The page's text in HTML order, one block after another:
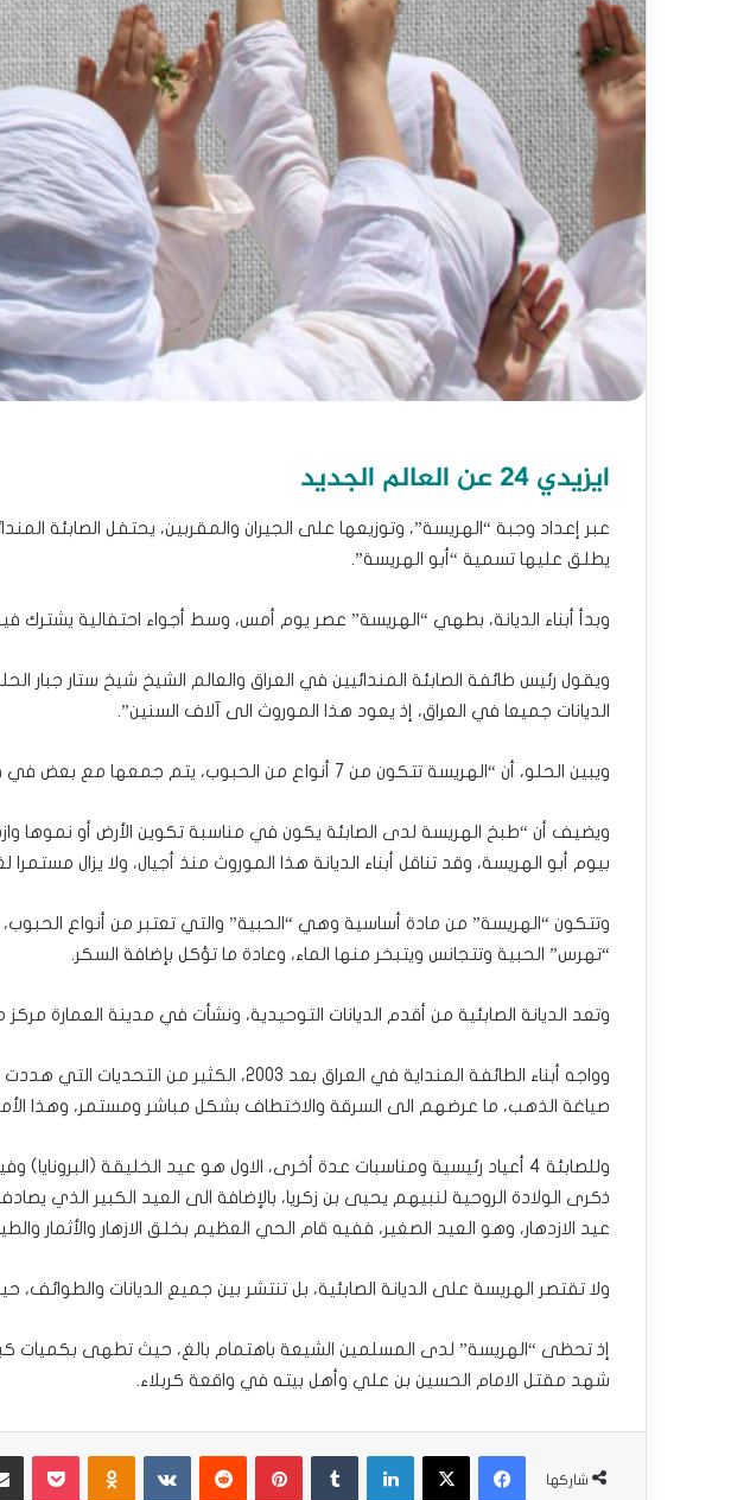
ايزيدي 24 عن العالم الجديد
عبر إعداد وجبة “الهريسة”، وتوزيعها على الجيران والمقربين، يحتفل الصابئة
يطلق عليها تسمية “أبو الهريسة”.
وبدأ أبناء الديانة، بطهي “الهريسة” عصر يوم أمس، وسط أجواء احتفالية يشترك
ويقول رئيس طائفة الصابئة المندائيين في العراق والعالم الشيخ شيخ ستار جبار
الديانات جميعا في العراق، إذ يعود هذا الموروث الى آلاف السنين”.
ويبين الحلو، أن “الهريسة تتكون من 7 أنواع من الحبوب، يتم جمعها مع بعض في قدر كبير وتغلى مع الماء”.
ويضيف أن “طبخ الهريسة لدى الصابئة يكون في مناسبة تكوين الأرض أو
بيوم أبو الهريسة، وقد تناقل أبناء الديانة هذا الموروث منذ أجيال، ولا يزال مستمرا
وتتكون “الهريسة” من مادة أساسية وهي “الحبية” والتي تعتبر من أنواع
“تهرس” الحبية وتتجانس ويتبخر منها الماء، وعادة ما تؤكل بإضافة السكر.
وتعد الديانة الصابئية من أقدم الديانات التوحيدية، ونشأت في مدينة العمارة
وواجه أبناء الطائفة المنداية في العراق
صياغة الذهب، ما عرضهم الى السرقة والاختطاف بشكل مباشر ومستمر، وهذا
عيد الازدهار، وهو العيد الصغير، ففيه قام الحي العظيم بخلق الازهار والأثمار
ولا تقتصر الهريسة على الديانة الصابئية، بل تنتشر بين جميع الديانات
إذ تحظى “الهريسة” لدى المسلمين الشيعة باهتمام بالغ، حيث تطهى بكميات
شهد مقتل الامام الحسين بن علي وأهل بيته في واقعة كربلاء.
شاركها
فيسبوك X لينكدإن بينتيريست ‏VKontakte بوكيت